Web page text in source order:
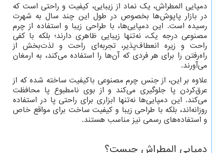
دمپایی المطراش، یک نماد از زیبایی، کیفیت و راحتی است که
در بازار پاپوش‌ها بخصوص در طول این چند سال به شهرت
رسیده است. این دمپایی‌ها، با طراحی زیبا و استفاده از چرم
مصنوعی درجه یک، نه‌تنها زیبایی ظاهری دارند؛ بلکه با کفی
راحت و زیره انعطاف‌پذیر، تجربه‌ای راحت و لذت‌بخش از
راه‌رفتن را برای هر فردی که آن‌ها را استفاده می‌کند، به ارمغان
می‌آورند.
علاوه بر این، از جنس چرم مصنوعی باکیفیت ساخته شده که از
عرق‌کردن پا جلوگیری می‌کند و از بوی نامطبوع پا محافظت
می‌کند. این دمپایی‌ها نه‌تنها ابزاری برای راحتی پا در استفاده
روزانه‌اند، بلکه با طراحی زیبا و کیفیت ساخت برای مواقع خاص
و استفاده‌های رسمی نیز مناسب هستند.
دمپایی المطراش چیست؟